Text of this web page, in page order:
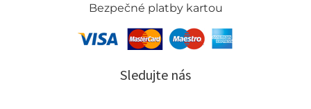
Bezpečné platby kartou
Sledujte nás